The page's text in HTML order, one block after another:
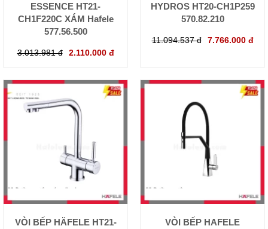
ESSENCE HT21-
CH1F220C XÁM Hafele
577.56.500
3.013.981 đ 2.110.000 đ
HYDROS HT20-CH1P259
570.82.210
11.094.537 đ 7.766.000 đ
VÒI BẾP HÄFELE HT21-
VÒI BẾP HAFELE